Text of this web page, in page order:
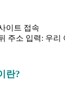
이트 접속
주소 입력: 우리
란?